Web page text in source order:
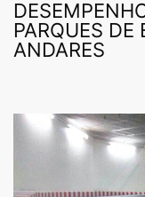
PARQUES
ANDARES